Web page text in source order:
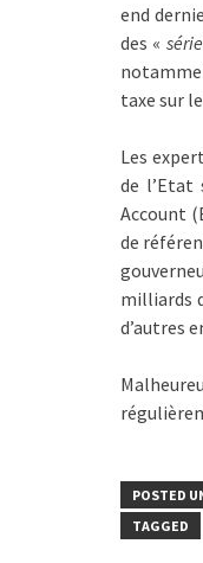
end
des «
taxe sur
Les
de l’Etat
Account
de
milliards
d’autres
POSTED
TAGGED